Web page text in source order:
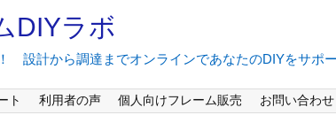
DIYラボ
設計から調達までオンラインであなたのDIYをサポ
ト 利用者の声 個人向けフレーム販売 お問い合わせ